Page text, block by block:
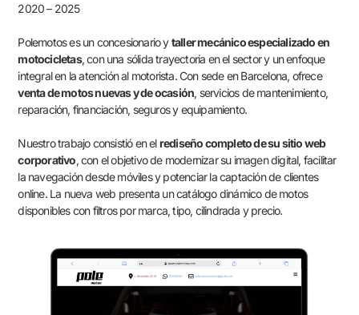
2020 – 2025
Polemotos es un concesionario ytaller mecánico especializado en
motocicletas, con una sólida trayectoria en el sector y un enfoque
integral en la atención al motorista. Con sede en Barcelona, ofrece
venta de motos nuevas y de ocasión, servicios de mantenimiento,
reparación, financiación, seguros y equipamiento.
Nuestro trabajo consistió en elrediseño completo de su sitio web
corporativo, con el objetivo de modernizar su imagen digital, facilitar
la navegación desde móviles y potenciar la captación de clientes
online. La nueva web presenta un catálogo dinámico de motos
disponibles con filtros por marca, tipo, cilindrada y precio.